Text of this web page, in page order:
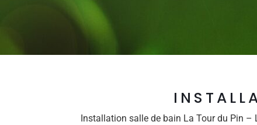
Installation salle de bain La Tour du Pin